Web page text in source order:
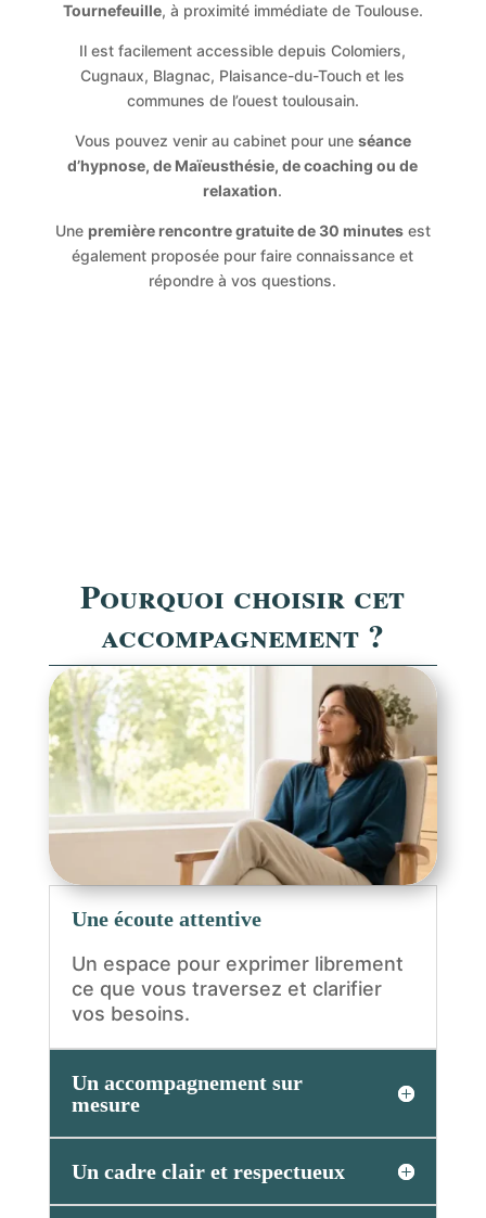
Tournefeuille, à proximité immédiate de Toulouse.
Il est facilement accessible depuis Colomiers,
Cugnaux, Blagnac, Plaisance-du-Touch et les
communes de l’ouest toulousain.
Vous pouvez venir au cabinet pour une séance
d’hypnose, de Maïeusthésie, de coaching ou de
relaxation.
Une première rencontre gratuite de 30 minutesest
également proposée pour faire connaissance et
répondre à vos questions.
Pourquoi choisir cet
accompagnement ?
Une écoute attentive
Un espace pour exprimer librement
ce que vous traversez et clarifier
vos besoins.
Un accompagnement sur
mesure
Un cadre clair et respectueux